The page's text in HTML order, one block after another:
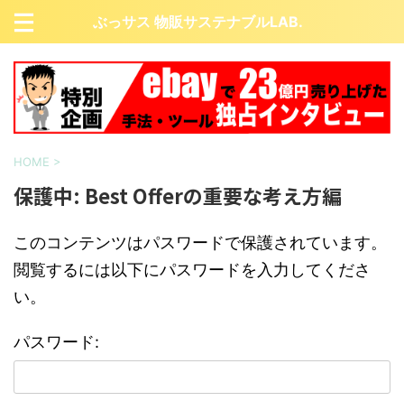
ぶっサス 物販サステナブルLAB.
HOME >
保護中: Best Offerの重要な考え方編
このコンテンツはパスワードで保護されています。
閲覧するには以下にパスワードを入力してくださ
い。
パスワード: